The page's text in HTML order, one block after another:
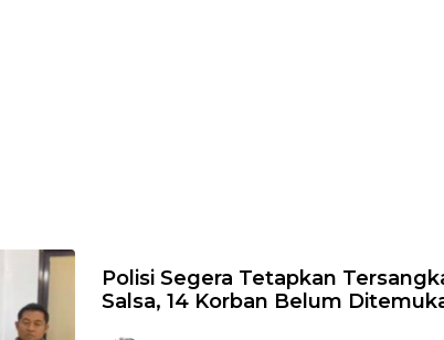
Polisi Segera Tetapkan
Salsa, 14 Korban Belum